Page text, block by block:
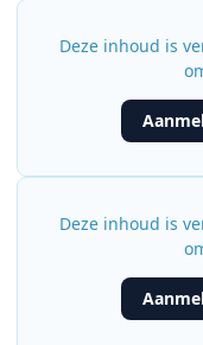
Deze inhoud is
Deze inhoud is